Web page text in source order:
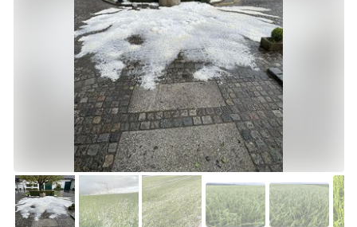
Skip to main content